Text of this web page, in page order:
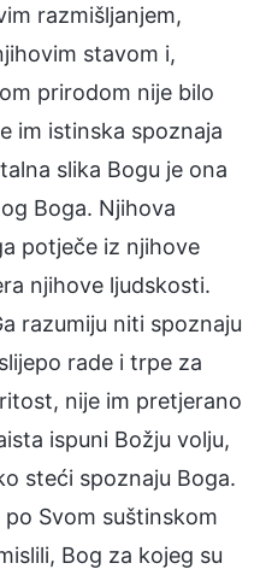
razmišljanjem,
stavom i,
prirodom nije bilo
im istinska spoznaja
slika Bogu je ona
Boga. Njihova
potječe iz njihove
njihove ljudskosti.
razumiju niti spoznaju
rade i trpe za
nije im pretjerano
ispuni Božju volju,
steći spoznaju Boga.
Svom suštinskom
Bog za kojeg su